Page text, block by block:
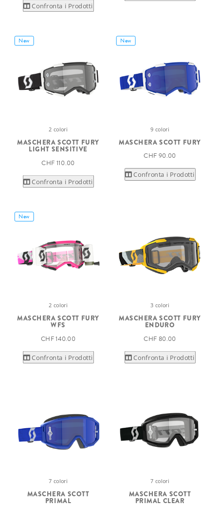
Confronta i Prodotti
New
2 colori
MASCHERA SCOTT FURY
LIGHT SENSITIVE
CHF 110.00
Confronta i Prodotti
New
9 colori
MASCHERA SCOTT FURY
CHF 90.00
Confronta i Prodotti
New
2 colori
MASCHERA SCOTT FURY
WFS
CHF 140.00
Confronta i Prodotti
3 colori
MASCHERA SCOTT FURY
ENDURO
CHF 80.00
Confronta i Prodotti
7 colori
MASCHERA SCOTT
PRIMAL
7 colori
MASCHERA SCOTT
PRIMAL CLEAR